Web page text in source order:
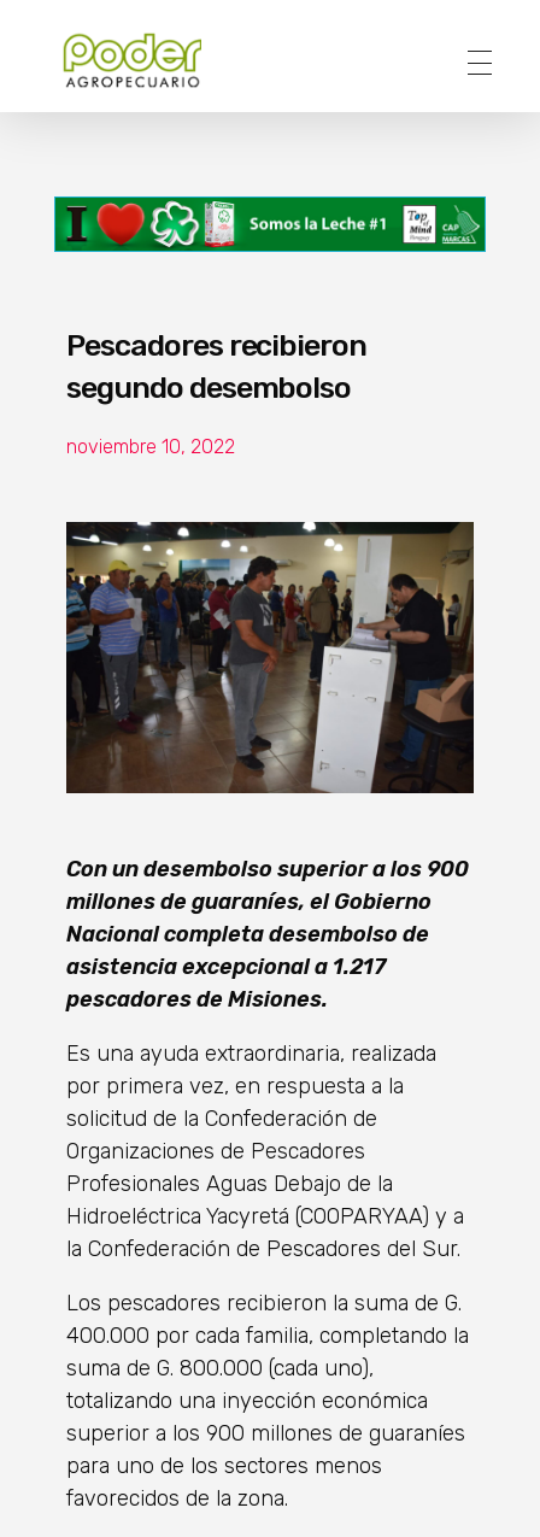
Pescadores recibieron
segundo desembolso
noviembre 10, 2022
Con un desembolso superior a los 900
millones de guaraníes, el Gobierno
Nacional completa desembolso de
asistencia excepcional a 1.217
pescadores de Misiones.
Es una ayuda extraordinaria, realizada
por primera vez, en respuesta a la
solicitud de la Confederación de
Organizaciones de Pescadores
Profesionales Aguas Debajo de la
Hidroeléctrica Yacyretá (COOPARYAA) y a
la Confederación de Pescadores del Sur.
Los pescadores recibieron la suma de G.
400.000 por cada familia, completando la
suma de G. 800.000 (cada uno),
totalizando una inyección económica
superior a los 900 millones de guaraníes
para uno de los sectores menos
favorecidos de la zona.